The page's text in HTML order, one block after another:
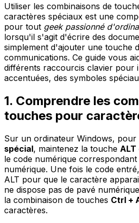
Utiliser les combinaisons de
caractères spéciaux est une
pour tout geek passionné
lorsqu'il s'agit d'écrire des
simplement d'ajouter une touche
communications. Ce guide vous
différents raccourcis clavier pour
accentuées, des symboles
1. Comprendre les
touches pour
Sur un ordinateur Windows, pour
spécial, maintenez la touche
le code numérique
numérique. Une fois le code
ALT pour que le caractère
ne dispose pas de pavé
la combinaison de touches Ctrl +
caractères.